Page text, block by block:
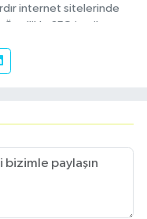
internet sitelerinde
Özellikle SEO içerik